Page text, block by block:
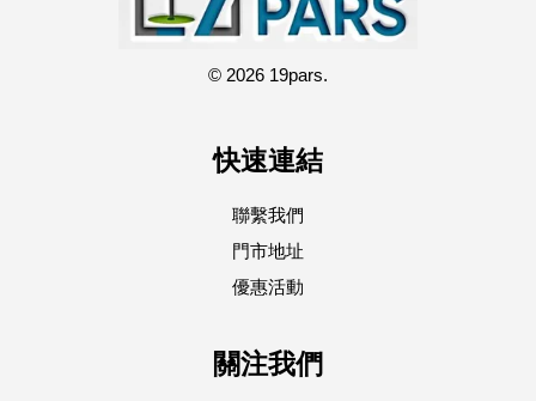
© 2026 19pars.
快速連結
聯繫我們
門市地址
優惠活動
關注我們